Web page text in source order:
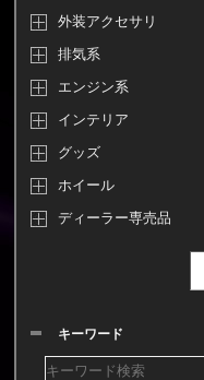
外装アクセサリ
排気系
エンジン系
インテリア
グッズ
ホイール
ディーラー専売品
キーワード